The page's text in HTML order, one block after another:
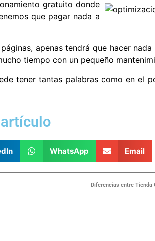
gratuito donde
que pagar nada a
apenas tendrá que hacer nada
tiempo con un pequeño
tener tantas palabras como en el
WhatsApp Email
Diferencias entre Tienda